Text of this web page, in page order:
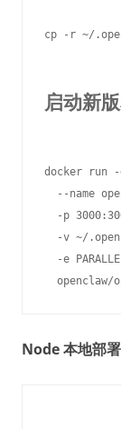
cp -r ~/
启动新
docker run
--name
-p
-v ~/
-e
Node 本地部署